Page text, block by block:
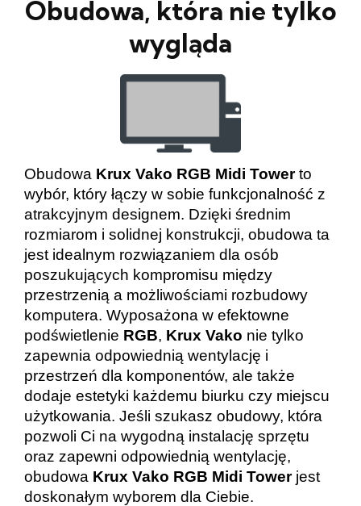
Obudowa, która nie tylko
wygląda
Obudowa Krux Vako RGB Midi Towerto
wybór, który łączy w sobie funkcjonalność z
atrakcyjnym designem. Dzięki średnim
rozmiarom i solidnej konstrukcji, obudowa ta
jest idealnym rozwiązaniem dla osób
poszukujących kompromisu między
przestrzenią a możliwościami rozbudowy
komputera. Wyposażona w efektowne
podświetlenie RGB, Krux Vako nie tylko
zapewnia odpowiednią wentylację i
przestrzeń dla komponentów, ale także
dodaje estetyki każdemu biurku czy miejscu
użytkowania. Jeśli szukasz obudowy, która
pozwoli Ci na wygodną instalację sprzętu
oraz zapewni odpowiednią wentylację,
obudowa Krux Vako RGB Midi Towerjest
doskonałym wyborem dla Ciebie.